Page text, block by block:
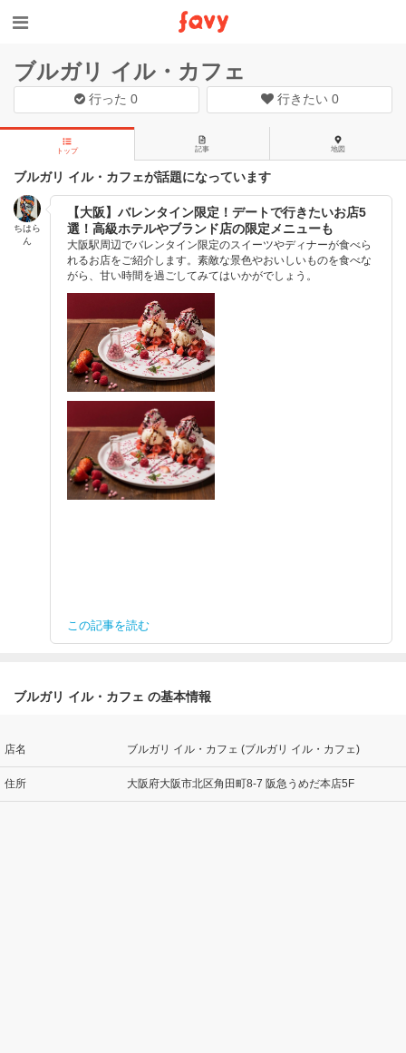
ブルガリ イル・カフェ
行った0 行きたい 0
トップ 記事 地図
ブルガリ イル・カフェが話題になっています
ちはら
ん
【大阪】バレンタイン限定！デートで行きたいお店5
選！高級ホテルやブランド店の限定メニューも
大阪駅周辺でバレンタイン限定のスイーツやディナーが食べら
れるお店をご紹介します。素敵な景色やおいしいものを食べな
がら、甘い時間を過ごしてみてはいかがでしょう。
この記事を読む
ブルガリ イル・カフェ の基本情報
店名 ブルガリ イル・カフェ (ブルガリ イル・カフェ)
住所 大阪府大阪市北区角田町8-7 阪急うめだ本店5F